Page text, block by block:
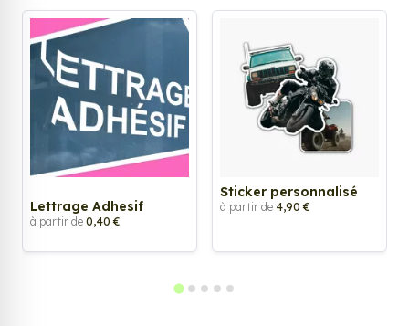
Lettrage Adhesif
à partir de 0,40 €
Sticker personnalisé
à partir de 4,90 €